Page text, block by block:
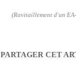
(Ravitaillement d'un
PARTAGER CET